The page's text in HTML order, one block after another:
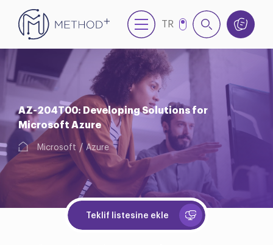
TR
AZ-204T00: Developing Solutions for
Microsoft Azure
Microsoft Azure
Teklif listesine ekle